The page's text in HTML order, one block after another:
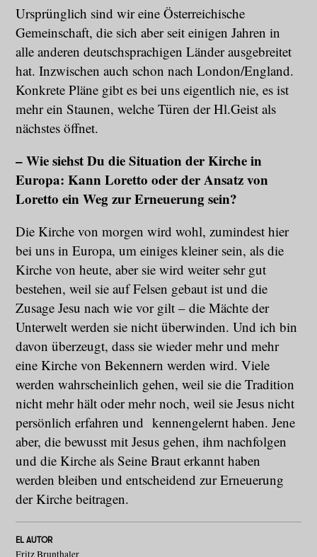
Ursprünglich sind wir eine Österreichische
Gemeinschaft, die sich aber seit einigen Jahren in
alle anderen deutschsprachigen Länder ausgebreitet
hat. Inzwischen auch schon nach London/England.
Konkrete Pläne gibt es bei uns eigentlich nie, es ist
mehr ein Staunen, welche Türen der Hl.Geist als
nächstes öffnet.
– Wie siehst Du die Situation der Kirche in
Europa: Kann Loretto oder der Ansatz von
Loretto ein Weg zur Erneuerung sein?
Die Kirche von morgen wird wohl, zumindest hier
bei uns in Europa, um einiges kleiner sein, als die
Kirche von heute, aber sie wird weiter sehr gut
bestehen, weil sie auf Felsen gebaut ist und die
Zusage Jesu nach wie vor gilt – die Mächte der
Unterwelt werden sie nicht überwinden. Und ich bin
davon überzeugt, dass sie wieder mehr und mehr
eine Kirche von Bekennern werden wird. Viele
werden wahrscheinlich gehen, weil sie die Tradition
nicht mehr hält oder mehr noch, weil sie Jesus nicht
persönlich erfahren und kennengelernt haben. Jene
aber, die bewusst mit Jesus gehen, ihm nachfolgen
und die Kirche als Seine Braut erkannt haben
werden bleiben und entscheidend zur Erneuerung
der Kirche beitragen.
EL AUTOR
Fritz Brunthaler